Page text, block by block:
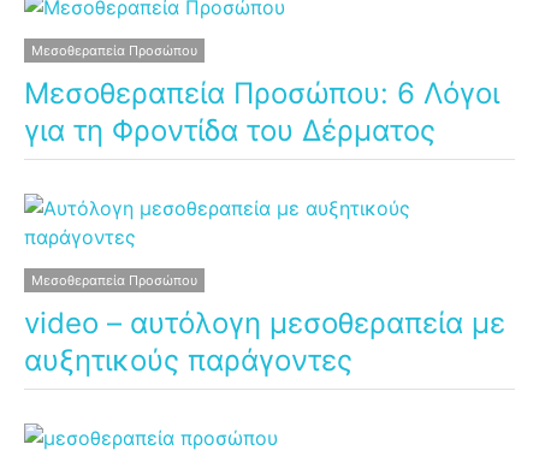
Μεσοθεραπεία Προσώπου
Μεσοθεραπεία Προσώπου: 6 Λόγοι
για τη Φροντίδα του Δέρματος
Μεσοθεραπεία Προσώπου
video – αυτόλογη μεσοθεραπεία με
αυξητικούς παράγοντες